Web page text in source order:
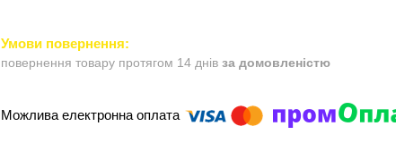
повернення товару протягом 14 днів за домовленістю